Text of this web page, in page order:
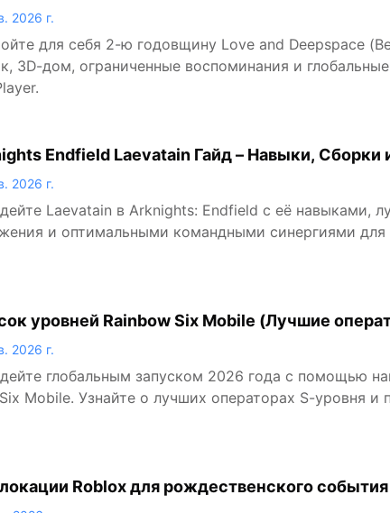
2026 г.
для себя 2-ю годовщину Love and Deepspace
3D-дом, ограниченные воспоминания и
Endfield Laevatain Гайд – Навыки, Сборки
2026 г.
Laevatain в Arknights: Endfield с её навыками,
и оптимальными командными синергиями
уровней Rainbow Six Mobile (Лучшие
2026 г.
глобальным запуском 2026 года с помощью
Mobile. Узнайте о лучших операторах S-уровня и
Roblox для рождественского